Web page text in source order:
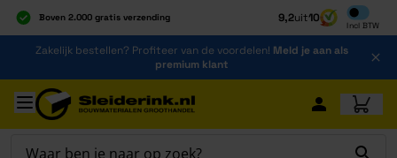
Boven 2.000 gratis verzending
Al 40 jaar dé specialist
Alles onder één dak
9,2uit10
Incl BTW
Inclusief
Ga naar de inhoud
Zakelijk bestellen? Profiteer van de voordelen! Meld je aan als
premium klant
Ga naar hoofdinhoud